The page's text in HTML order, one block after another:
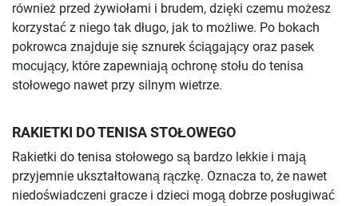
również przed żywiołami i brudem, dzięki czemu możesz
korzystać z niego tak długo, jak to możliwe. Po bokach
pokrowca znajduje się sznurek ściągający oraz pasek
mocujący, które zapewniają ochronę stołu do tenisa
stołowego nawet przy silnym wietrze.
RAKIETKI DO TENISA STOŁOWEGO
Rakietki do tenisa stołowego są bardzo lekkie i mają
przyjemnie ukształtowaną rączkę. Oznacza to, że nawet
niedoświadczeni gracze i dzieci mogą dobrze posługiwać